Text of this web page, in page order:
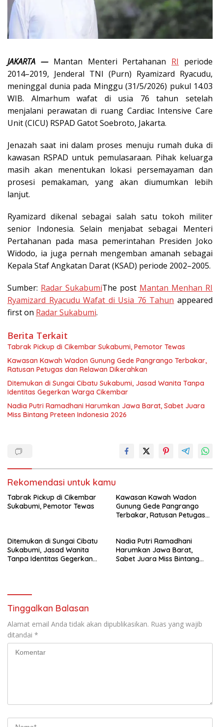
JAKARTA — Mantan Menteri Pertahanan RI periode
2014–2019, Jenderal TNI (Purn) Ryamizard Ryacudu,
meninggal dunia pada Minggu (31/5/2026) pukul 14.03
WIB. Almarhum wafat di usia 76 tahun setelah
menjalani perawatan di ruang Cardiac Intensive Care
Unit (CICU) RSPAD Gatot Soebroto, Jakarta.
Jenazah saat ini dalam proses menuju rumah duka di
kawasan RSPAD untuk pemulasaraan. Pihak keluarga
masih akan menentukan lokasi persemayaman dan
prosesi pemakaman, yang akan diumumkan lebih
lanjut.
Ryamizard dikenal sebagai salah satu tokoh militer
senior Indonesia. Selain menjabat sebagai Menteri
Pertahanan pada masa pemerintahan Presiden Joko
Widodo, ia juga pernah mengemban amanah sebagai
Kepala Staf Angkatan Darat (KSAD) periode 2002–2005.
Sumber: Radar SukabumiThe post Mantan Menhan RI
Ryamizard Ryacudu Wafat di Usia 76 Tahun appeared
first on Radar Sukabumi.
Berita Terkait
Tabrak Pickup di Cikembar Sukabumi, Pemotor Tewas
Kawasan Kawah Wadon Gunung Gede Pangrango Terbakar,
Ratusan Petugas dan Relawan Dikerahkan
Ditemukan di Sungai Cibatu Sukabumi, Jasad Wanita Tanpa
Identitas Gegerkan Warga Cikembar
Nadia Putri Ramadhani Harumkan Jawa Barat, Sabet Juara
Miss Bintang Preteen Indonesia 2026
Rekomendasi untuk kamu
Tabrak Pickup di Cikembar
Sukabumi, Pemotor Tewas
Kawasan Kawah Wadon
Gunung Gede Pangrango
Terbakar, Ratusan Petugas
Ditemukan di Sungai Cibatu
Sukabumi, Jasad Wanita
Tanpa Identitas Gegerkan
Nadia Putri Ramadhani
Harumkan Jawa Barat,
Sabet Juara Miss Bintang
Tinggalkan Balasan
Alamat email Anda tidak akan dipublikasikan. Ruas yang wajib
ditandai *